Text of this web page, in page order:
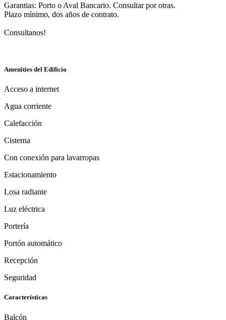
Garantias: Porto o Aval Bancario. Consultar por otras.
Plazo mínimo, dos años de contrato.
Consultanos!
Amenities del Edificio
Acceso a internet
Agua corriente
Calefacción
Cisterna
Con conexión para lavarropas
Estacionamiento
Losa radiante
Luz eléctrica
Portería
Portón automático
Recepción
Seguridad
Características
Balcón